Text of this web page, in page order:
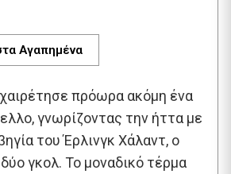
Αγαπημένα
πρόωρα ακόμη ένα
γνωρίζοντας την ήττα με
του Έρλινγκ Χάλαντ, ο
γκολ. Το μοναδικό τέρμα